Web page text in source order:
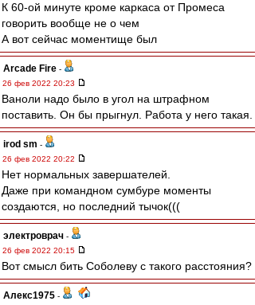
К 60-ой минуте кроме каркаса от Промеса
говорить вообще не о чем
А вот сейчас моментище был
Arcade Fire -
26 фев 2022 20:23
Ваноли надо было в угол на штрафном
поставить. Он бы прыгнул. Работа у него такая.
irod sm -
26 фев 2022 20:22
Нет нормальных завершателей.
Даже при командном сумбуре моменты
создаются, но последний тычок(((
электроврач -
26 фев 2022 20:15
Вот смысл бить Соболеву с такого расстояния?
Алекс1975 -